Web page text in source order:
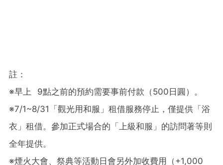
註：
※早上 9點之前的預約需要事前付款（500日圓）。
※7/1~8/31「觀光用和服」租借服務停止，僅提供「浴
衣」租借。參加正式場合的「上級和服」的訪問著等則
全年提供。
※煙火大會、祭典等活動日會另外加收費用（+1,000